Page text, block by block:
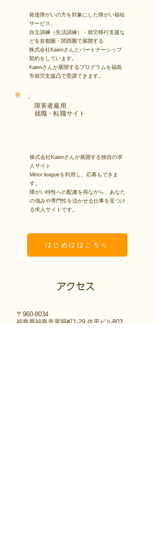
発達障がいの方を対象にした障がい福祉
サービス、
自立訓練（生活訓練）・就労移行支援な
どを首都圏・関西圏で展開する
株式会社Kaienさんとパートナーシップ
契約をしています。
Kaienさんが展開するプログラムを福島
市就労支援凸で受講できます。
障害者雇用
​就職・転職サイト
株式会社Kaienさんが展開する独自の求
人サイト
Minor leagueを利用し、応募もできま
す。
障がい特性への配慮を得ながら、あなた
の強みや専門性を活かせる仕事を見つけ
る求人サイトです。
はじめははこちら
アクセス
〒960-8034
福島県福島市置賜町1-29 佐平ビル803